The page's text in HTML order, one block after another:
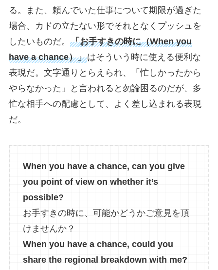
る。また、頼んでいた仕事について期限が過ぎた
場合、カドの立たない形でそれとなくプッシュを
したいものだ。 「お手すきの時に（When you
have a chance）」はそういう時に使える便利な
表現だ。文字通りとらえられ、「忙しかったから
やらなかった」と言われると勿論困るのだが、多
忙な相手への配慮として、よく差し込まれる表現
だ。
When you have a chance, can you give
you point of view on whether it’s
possible?
お手すきの時に、可能かどうかご意見を頂
けませんか？
When you have a chance, could you
share the regional breakdown with me?